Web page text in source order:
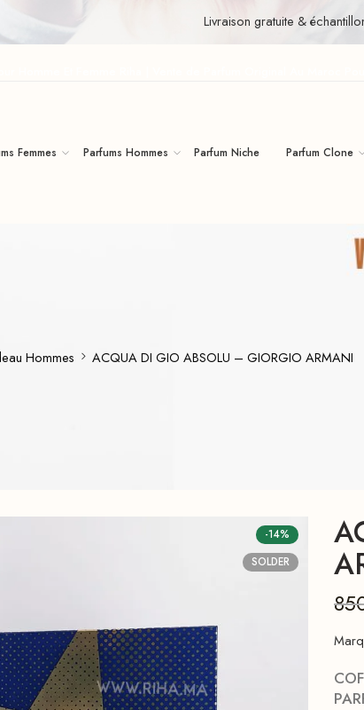
Livraison gratuite &
Femmes Parfums Hommes Parfum Niche Parfum Clone
Hommes ACQUA DI GIO ABSOLU – GIORGIO ARMANI
-14%
SOLDER